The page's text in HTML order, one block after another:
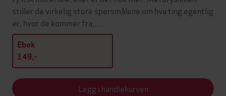
stiller de virkelig store spørsmålene om hva ting egentlig
er, hvor de kommer fra,…
Ebok
149,-
Legg i handlekurven